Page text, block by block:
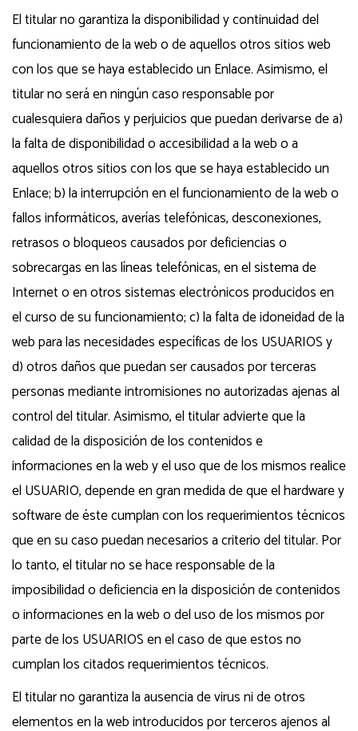
El titular no garantiza la disponibilidad y continuidad del
funcionamiento de la web o de aquellos otros sitios web
con los que se haya establecido un Enlace. Asimismo, el
titular no será en ningún caso responsable por
cualesquiera daños y perjuicios que puedan derivarse de a)
la falta de disponibilidad o accesibilidad a la web o a
aquellos otros sitios con los que se haya establecido un
Enlace; b) la interrupción en el funcionamiento de la web o
fallos informáticos, averías telefónicas, desconexiones,
retrasos o bloqueos causados por deficiencias o
sobrecargas en las líneas telefónicas, en el sistema de
Internet o en otros sistemas electrónicos producidos en
el curso de su funcionamiento; c) la falta de idoneidad de la
web para las necesidades específicas de los USUARIOS y
d) otros daños que puedan ser causados por terceras
personas mediante intromisiones no autorizadas ajenas al
control del titular. Asimismo, el titular advierte que la
calidad de la disposición de los contenidos e
informaciones en la web y el uso que de los mismos realice
el USUARIO, depende en gran medida de que el hardware y
software de éste cumplan con los requerimientos técnicos
que en su caso puedan necesarios a criterio del titular. Por
lo tanto, el titular no se hace responsable de la
imposibilidad o deficiencia en la disposición de contenidos
o informaciones en la web o del uso de los mismos por
parte de los USUARIOS en el caso de que estos no
cumplan los citados requerimientos técnicos.
El titular no garantiza la ausencia de virus ni de otros
elementos en la web introducidos por terceros ajenos al